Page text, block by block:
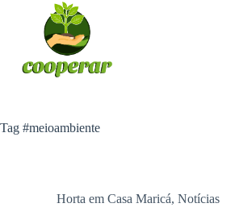
Tag #meioambiente
Horta em Casa Maricá, Notícias